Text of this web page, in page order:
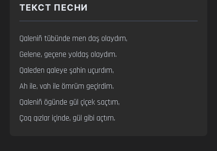
ТЕКСТ ПЕСНИ
Qaleniñ tübünde men daş olaydım,
Gelene, geçene yoldaş olaydım.
Qaleden qaleye şahin uçurdım,
Ah ile, vah ile ömrüm geçirdim.
Qaleniñ ögünde gül çiçek saçtım,
Çoq qızlar içinde, gül gibi açtım.